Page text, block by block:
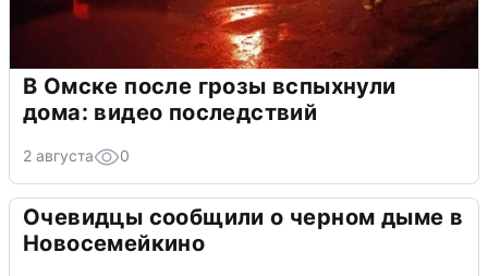
В Омске после грозы вспыхнули
дома: видео последствий
2 августа 0
Очевидцы сообщили о черном дыме в
Новосемейкино